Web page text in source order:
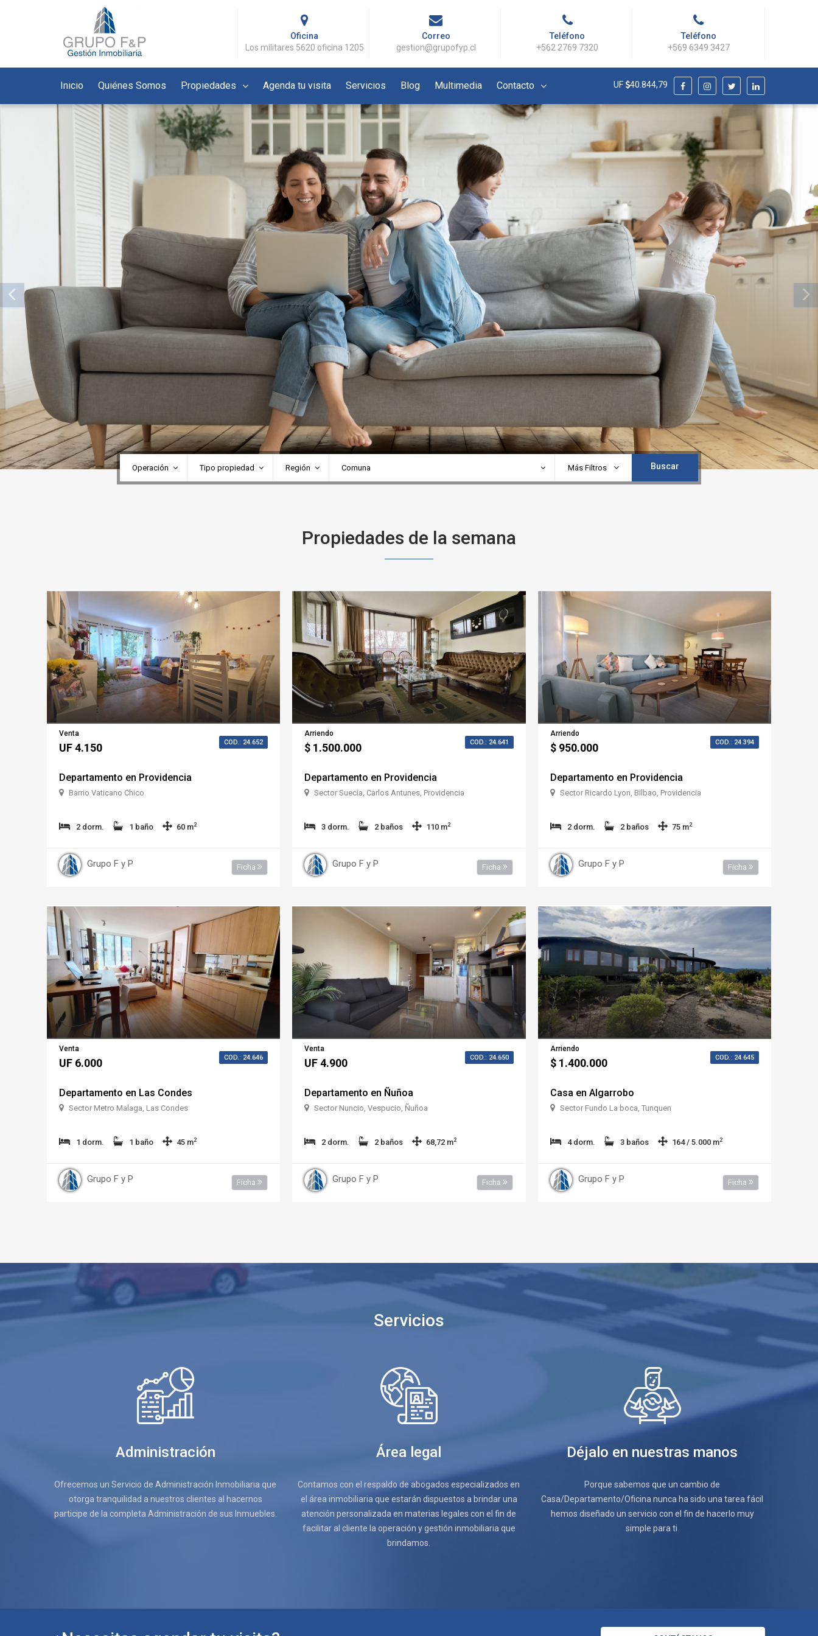
Oficina
Los militares 5620 oficina 1205
Correo
gestion@grupofyp.cl
Teléfono
+562 2769 7320
Teléfono
+569 6349 3427
Inicio Quiénes Somos Propiedades Agenda tu visita Servicios Blog Multimedia Contacto UF 40.844,79
Operación Tipo propiedad Región Comuna Más Filtros Buscar
Propiedades de la semana
COD.: 24.652
Venta
UF 4.150
Departamento en Providencia
Barrio Vaticano Chico
2 dorm. 1 baño 60 m2
Grupo F y P Ficha
COD.: 24.641
Arriendo
$ 1.500.000
Departamento en Providencia
Sector Suecia, Carlos Antunes, Providencia
3 dorm. 2 baños 110 m2
Grupo F y P Ficha
COD.: 24.394
Arriendo
$ 950.000
Departamento en Providencia
Sector Ricardo Lyon, Bilbao, Providencia
2 dorm. 2 baños 75 m2
Grupo F y P Ficha
COD.: 24.646
Venta
UF 6.000
Departamento en Las Condes
Sector Metro Malaga, Las Condes
1 dorm. 1 baño 45 m2
Grupo F y P Ficha
COD.: 24.650
Venta
UF 4.900
Departamento en Ñuñoa
Sector Nuncio, Vespucio, Ñuñoa
2 dorm. 2 baños 68,72 m2
Grupo F y P Ficha
COD.: 24.645
Arriendo
$ 1.400.000
Casa en Algarrobo
Sector Fundo La boca, Tunquen
4 dorm. 3 baños 164 / 5.000 m2
Grupo F y P Ficha
Servicios
Administración
Ofrecemos un Servicio de Administración Inmobiliaria que
otorga tranquilidad a nuestros clientes al hacernos
participe de la completa Administración de sus Inmuebles.
Área legal
Contamos con el respaldo de abogados especializados en
el área inmobiliaria que estarán dispuestos a brindar una
atención personalizada en materias legales con el fin de
facilitar al cliente la operación y gestión inmobiliaria que
brindamos.
Déjalo en nuestras manos
Porque sabemos que un cambio de
Casa/Departamento/Oficina nunca ha sido una tarea fácil
hemos diseñado un servicio con el fin de hacerlo muy
simple para ti.